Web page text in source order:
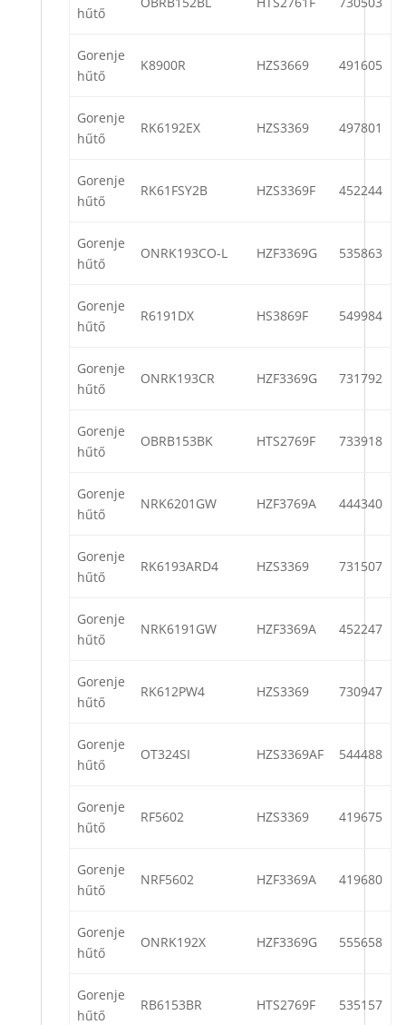
hűtő
Gorenje
hűtő
K8900R HZS3669 491605
Gorenje
hűtő
RK6192EX HZS3369 497801
Gorenje
hűtő
RK61FSY2B HZS3369F 452244
Gorenje
hűtő
ONRK193CO-L HZF3369G 535863
Gorenje
hűtő
R6191DX HS3869F 549984
Gorenje
hűtő
ONRK193CR HZF3369G 731792
Gorenje
hűtő
OBRB153BK HTS2769F 733918
Gorenje
hűtő
NRK6201GW HZF3769A 444340
Gorenje
hűtő
RK6193ARD4 HZS3369 731507
Gorenje
hűtő
NRK6191GW HZF3369A 452247
Gorenje
hűtő
RK612PW4 HZS3369 730947
Gorenje
hűtő
OT324SI HZS3369AF 544488
Gorenje
hűtő
RF5602 HZS3369 419675
Gorenje
hűtő
NRF5602 HZF3369A 419680
Gorenje
hűtő
ONRK192X HZF3369G 555658
Gorenje
hűtő
RB6153BR HTS2769F 535157